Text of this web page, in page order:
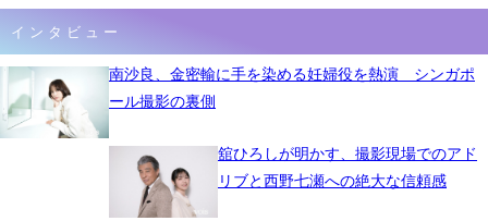
インタビュー
南沙良、金密輸に手を染める妊婦役を熱演 シンガポ
ール撮影の裏側
舘ひろしが明かす、撮影現場でのアド
リブと西野七瀬への絶大な信頼感